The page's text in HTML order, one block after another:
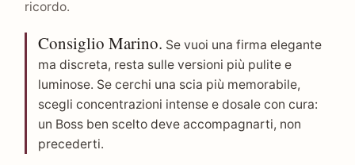
ricordo.
Consiglio Marino. Se vuoi una firma elegante
ma discreta, resta sulle versioni più pulite e
luminose. Se cerchi una scia più memorabile,
scegli concentrazioni intense e dosale con cura:
un Boss ben scelto deve accompagnarti, non
precederti.